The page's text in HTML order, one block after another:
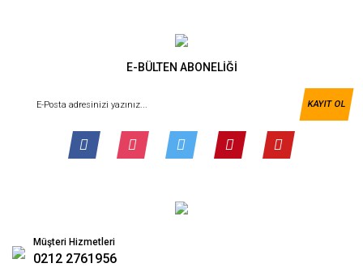
E-BÜLTEN ABONELİĞİ
KAYIT OL
Müşteri Hizmetleri
0212 2761956